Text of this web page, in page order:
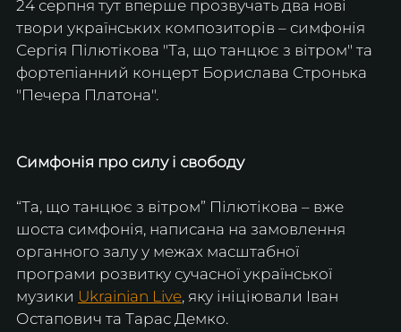
24 серпня тут вперше прозвучать два нові
твори українських композиторів – симфонія
Сергія Пілютікова "Та, що танцює з вітром" та
фортепіанний концерт Борислава Стронька
"Печера Платона".
Симфонія про силу і свободу
“Та, що танцює з вітром” Пілютікова – вже
шоста симфонія, написана на замовлення
органного залу у межах масштабної
програми розвитку сучасної української
музики Ukrainian Live, яку ініціювали Іван
Остапович та Тарас Демко.